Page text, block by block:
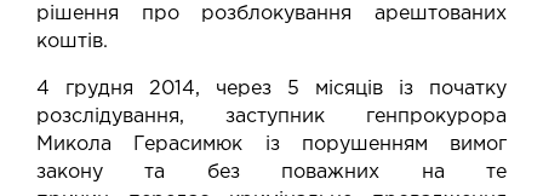
рішення про розблокування арештованих
коштів.
4 грудня 2014, через 5 місяців із початку
розслідування, заступник генпрокурора
Микола Герасимюк із порушенням вимог
закону та без поважних на те